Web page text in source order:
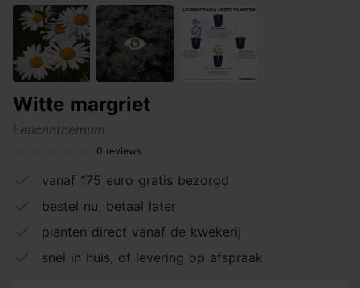
Witte margriet
Leucanthemum
0 reviews
vanaf 175 euro gratis bezorgd
bestel nu, betaal later
planten direct vanaf de kwekerij
snel in huis, of levering op afspraak